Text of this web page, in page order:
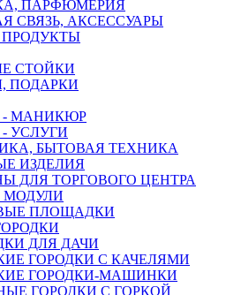
ПАРФЮМЕРИЯ
СВЯЗЬ, АКСЕССУАРЫ
СТОЙКИ
ПОДАРКИ
- МАНИКЮР
УСЛУГИ
БЫТОВАЯ ТЕХНИКА
ИЗДЕЛИЯ
ДЛЯ ТОРГОВОГО ЦЕНТРА
МОДУЛИ
ПЛОЩАДКИ
ДЛЯ ДАЧИ
ГОРОДКИ С КАЧЕЛЯМИ
ГОРОДКИ-МАШИНКИ
ГОРОДКИ С ГОРКОЙ